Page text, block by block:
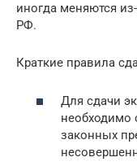
иногда меняются
РФ.
Краткие правила
Для сдачи
необходимо
законных